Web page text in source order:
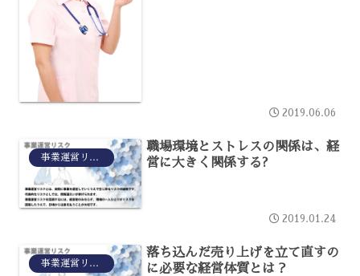
2019.06.06
事業運営リスク
職場環境とストレスの関係は、経
営に大きく関係する?
2019.01.24
事業運営リスク
落ち込んだ売り上げを立て直すの
に必要な経営体質とは？